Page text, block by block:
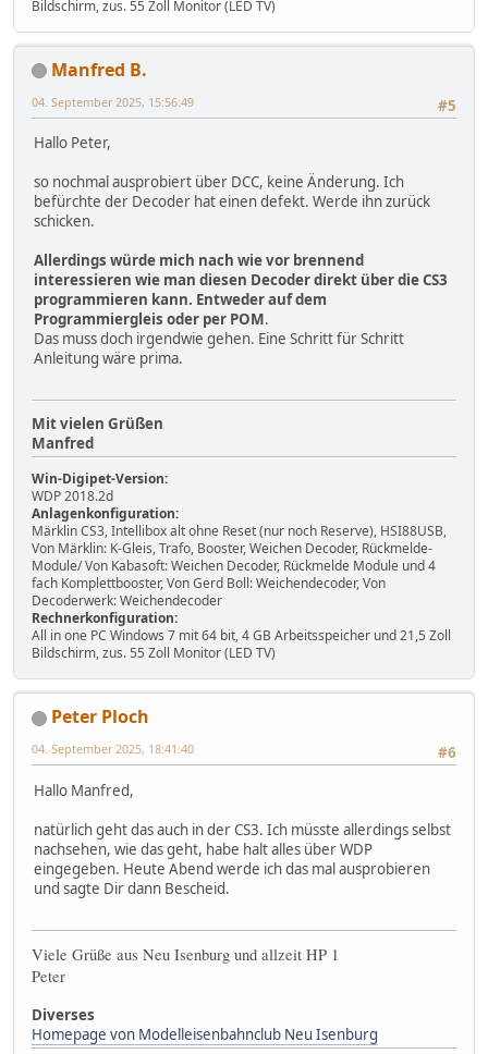
Bildschirm, zus. 55 Zoll Monitor (LED TV)
Manfred B.
#5
04. September 2025, 15:56:49
Hallo Peter,
so nochmal ausprobiert über DCC, keine Änderung. Ich
befürchte der Decoder hat einen defekt. Werde ihn zurück
schicken.
Allerdings würde mich nach wie vor brennend
interessieren wie man diesen Decoder direkt über die CS3
programmieren kann. Entweder auf dem
Programmiergleis oder per POM.
Das muss doch irgendwie gehen. Eine Schritt für Schritt
Anleitung wäre prima.
Mit vielen Grüßen
Manfred
Win-Digipet-Version:
WDP 2018.2d
Anlagenkonfiguration:
Märklin CS3, Intellibox alt ohne Reset (nur noch Reserve), HSI88USB,
Von Märklin: K-Gleis, Trafo, Booster, Weichen Decoder, Rückmelde-
Module/ Von Kabasoft: Weichen Decoder, Rückmelde Module und 4
fach Komplettbooster, Von Gerd Boll: Weichendecoder, Von
Decoderwerk: Weichendecoder
Rechnerkonfiguration:
All in one PC Windows 7 mit 64 bit, 4 GB Arbeitsspeicher und 21,5 Zoll
Bildschirm, zus. 55 Zoll Monitor (LED TV)
Peter Ploch
#6
04. September 2025, 18:41:40
Hallo Manfred,
natürlich geht das auch in der CS3. Ich müsste allerdings selbst
nachsehen, wie das geht, habe halt alles über WDP
eingegeben. Heute Abend werde ich das mal ausprobieren
und sagte Dir dann Bescheid.
Viele Grüße aus Neu Isenburg und allzeit HP 1
Peter
Diverses
Homepage von Modelleisenbahnclub Neu Isenburg